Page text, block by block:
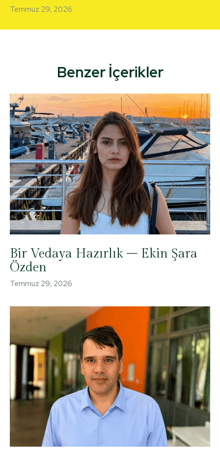
Temmuz 29, 2026
Benzer İçerikler
Bir Vedaya Hazırlık – Ekin Şara
Özden
Temmuz 29, 2026